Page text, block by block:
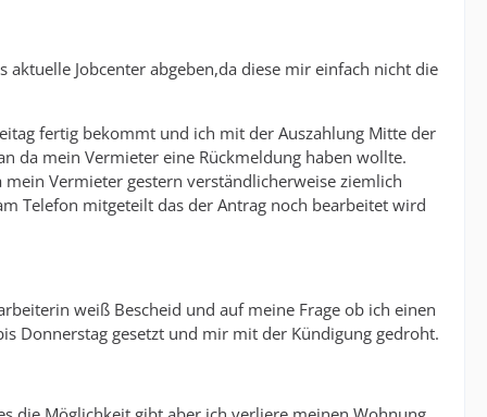
Jobcenter abgeben,da diese mir einfach nicht die
fertig bekommt und ich mit der Auszahlung Mitte der
da mein Vermieter eine Rückmeldung haben wollte.
Vermieter gestern verständlicherweise ziemlich
Telefon mitgeteilt das der Antrag noch bearbeitet wird
weiß Bescheid und auf meine Frage ob ich einen
Donnerstag gesetzt und mir mit der Kündigung gedroht.